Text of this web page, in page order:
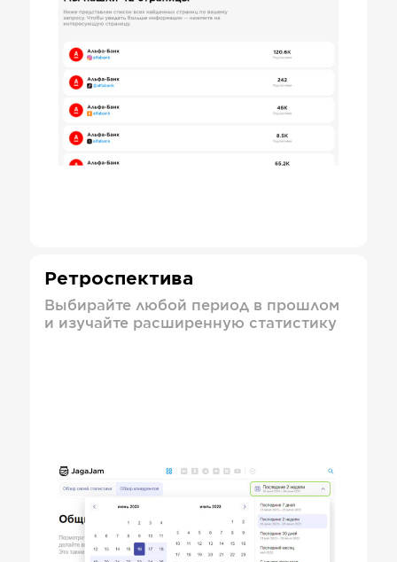
Ретроспектива
Выбирайте любой период в прошлом
и изучайте расширенную статистику